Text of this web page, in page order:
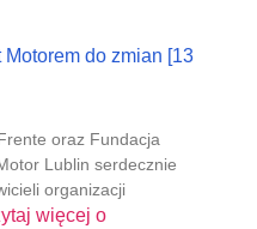
do zmian [13
oraz Fundacja
Lublin serdecznie
organizacji
więcej o